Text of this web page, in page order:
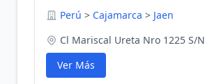
Perú > Cajamarca > Jaen
Cl Mariscal Ureta Nro 1225 S/N
Ver Más